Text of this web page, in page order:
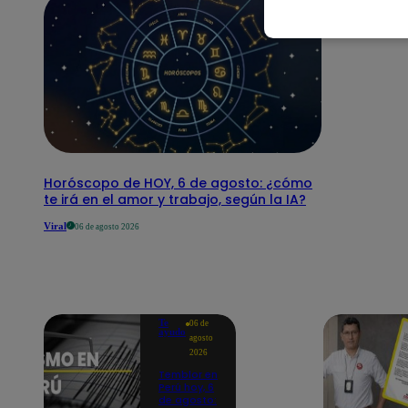
Horóscopo de HOY, 6 de agosto: ¿cómo
te irá en el amor y trabajo, según la IA?
Viral 06 de agosto 2026
Te
ayudo
06 de
agosto
2026
Temblor en
Perú hoy, 6
de agosto: